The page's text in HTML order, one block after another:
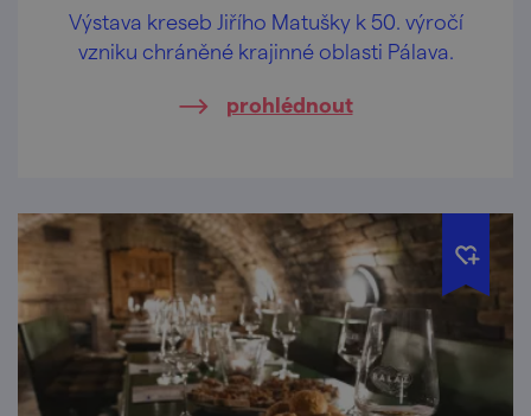
Výstava kreseb Jiřího Matušky k 50. výročí
vzniku chráněné krajinné oblasti Pálava.
prohlédnout